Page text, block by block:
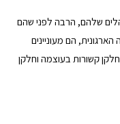
שלהם, הרבה לפני שהם
הם מעוניינים
קשורות בעוצמה וחלקן